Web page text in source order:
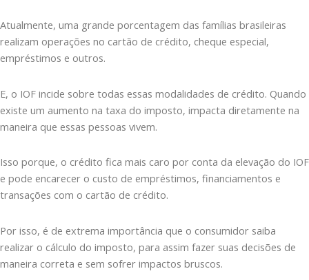
Atualmente, uma grande porcentagem das famílias brasileiras
realizam operações no cartão de crédito, cheque especial,
empréstimos e outros.
E, o IOF incide sobre todas essas modalidades de crédito. Quando
existe um aumento na taxa do imposto, impacta diretamente na
maneira que essas pessoas vivem.
Isso porque, o crédito fica mais caro por conta da elevação do IOF
e pode encarecer o custo de empréstimos, financiamentos e
transações com o cartão de crédito.
Por isso, é de extrema importância que o consumidor saiba
realizar o cálculo do imposto, para assim fazer suas decisões de
maneira correta e sem sofrer impactos bruscos.